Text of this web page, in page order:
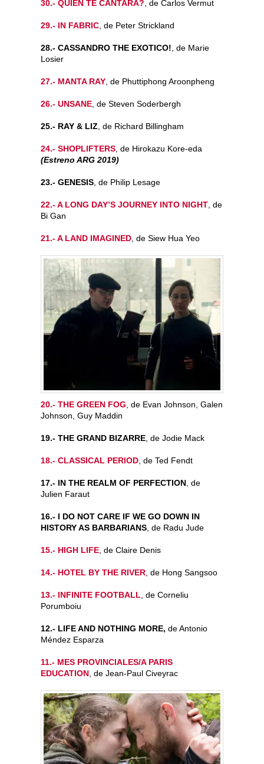
30.- QUIEN TE CANTARA? , de Carlos Vermut
29.- IN FABRIC , de Peter Strickland
28.- CASSANDRO THE EXOTICO! , de Marie
Losier
27.- MANTA RAY , de Phuttiphong Aroonpheng
26.- UNSANE , de Steven Soderbergh
25.- RAY & LIZ , de Richard Billingham
24.- SHOPLIFTERS , de Hirokazu Kore-eda
(Estreno ARG 2019)
23.- GENESIS , de Philip Lesage
22.- A LONG DAY’S JOURNEY INTO NIGHT , de
Bi Gan
21.- A LAND IMAGINED , de Siew Hua Yeo
20.- THE GREEN FOG , de Evan Johnson, Galen
Johnson, Guy Maddin
19.- THE GRAND BIZARRE , de Jodie Mack
18.- CLASSICAL PERIOD , de Ted Fendt
17.- IN THE REALM OF PERFECTION , de
Julien Faraut
16.- I DO NOT CARE IF WE GO DOWN IN
HISTORY AS BARBARIANS , de Radu Jude
15.- HIGH LIFE , de Claire Denis
14.- HOTEL BY THE RIVER , de Hong Sangsoo
13.- INFINITE FOOTBALL , de Corneliu
Porumboiu
12.- LIFE AND NOTHING MORE, de Antonio
Méndez Esparza
11.- MES PROVINCIALES/A PARIS
EDUCATION , de Jean-Paul Civeyrac